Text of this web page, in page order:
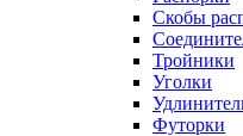
Скобы
Тройники
Уголки
Футорки